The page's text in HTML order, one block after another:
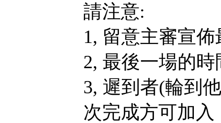
請注意:
1, 留意主審宣
2, 最後一場的
3, 遲到者(輪到
次完成方可加